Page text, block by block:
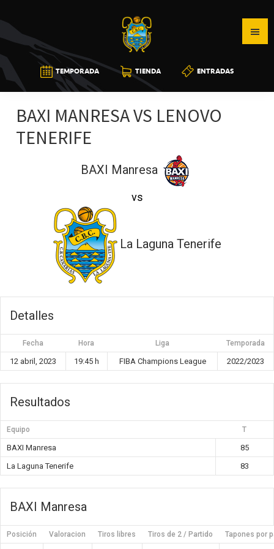
a
la
navegación
principal
al
contenido
principal
a
la
barra
lateral
principal
CB
CANARIAS
TEMPORADA TIENDA ENTRADAS
BAXI MANRESA VS LENOVO
TENERIFE
BAXI Manresa
vs
La Laguna Tenerife
Detalles
Fecha Hora Liga Temporada
12 abril, 2023 19:45 h FIBA Champions League 2022/2023
Resultados
Equipo T
BAXI Manresa
85
La Laguna Tenerife
83
BAXI Manresa
Posición Valoracion Tiros libres Tiros de 2 / Partido Tapones por